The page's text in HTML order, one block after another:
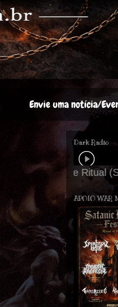
Envie uma notícia/
Dark Radio
APOIO WAR